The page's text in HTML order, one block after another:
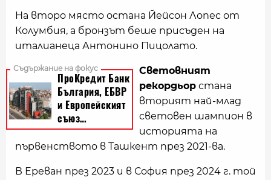
На второ място остана Йейсон Лопес от
Колумбия, а бронзът беше присъден на
италианеца Антонино Пицолато.
Световният
рекордьор стана
вторият най-млад
световен шампион в
историята на
първенството в Ташкент през 2021-ва.
В Ереван през 2023 и в София през 2024 г. той